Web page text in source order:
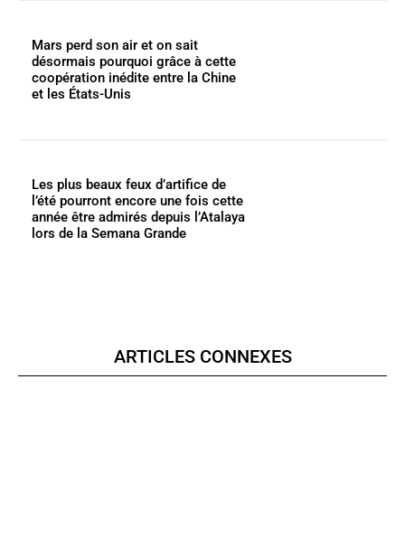
Mars perd son air et on sait
désormais pourquoi grâce à cette
coopération inédite entre la Chine
et les États-Unis
Les plus beaux feux d’artifice de
l’été pourront encore une fois cette
année être admirés depuis l’Atalaya
lors de la Semana Grande
ARTICLES CONNEXES